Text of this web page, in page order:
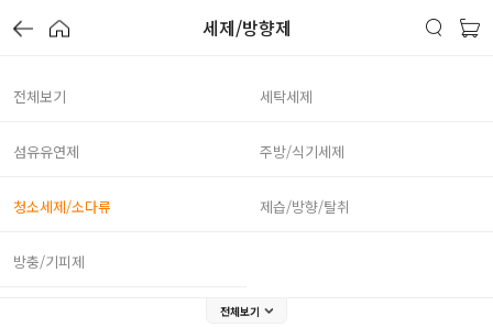
세제/방향제
전체보기 세탁세제
섬유유연제 주방/식기세제
청소세제/소다류 제습/방향/탈취
방충/기피제
전체보기